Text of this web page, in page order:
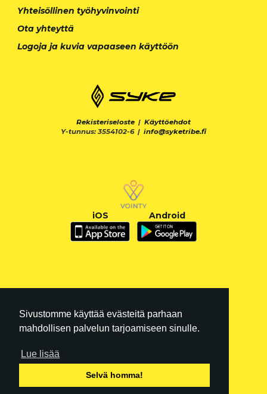
Sivustomme käyttää evästeitä parhaan
mahdollisen palvelun tarjoamiseen sinulle.
Lue lisää
Selvä homma!
Yhteisöllinen työhyvinvointi
Ota yhteyttä
Logoja ja kuvia vapaaseen käyttöön
Rekisteriseloste | Käyttöehdot
Y-tunnus: 3554102-6 | info@syketribe.fi
iOS Android